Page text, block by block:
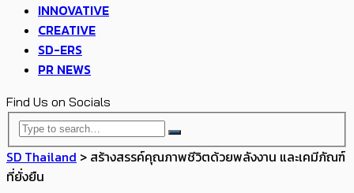
INNOVATIVE
CREATIVE
SD-ERS
PR NEWS
Find Us on Socials
SD Thailand > สร้างสรรค์คุณภาพชีวิตด้วยพลังงาน และเคมีภัณฑ์
ที่ยั่งยืน